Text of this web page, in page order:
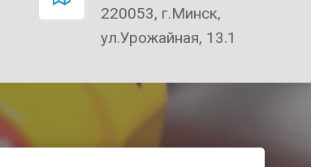
220053, г.Минск,
ул.Урожайная, 13.1